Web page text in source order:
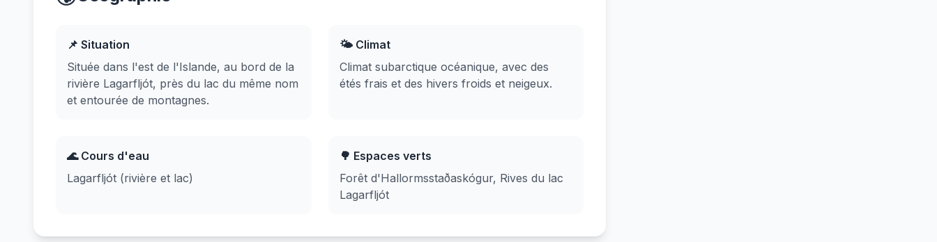
📌 Situation
Située dans l'est de l'Islande, au bord de la
rivière Lagarfljót, près du lac du même nom
et entourée de montagnes.
🌤️ Climat
Climat subarctique océanique, avec des
étés frais et des hivers froids et neigeux.
🌊 Cours d'eau
Lagarfljót (rivière et lac)
🌳 Espaces verts
Forêt d'Hallormsstaðaskógur, Rives du lac
Lagarfljót